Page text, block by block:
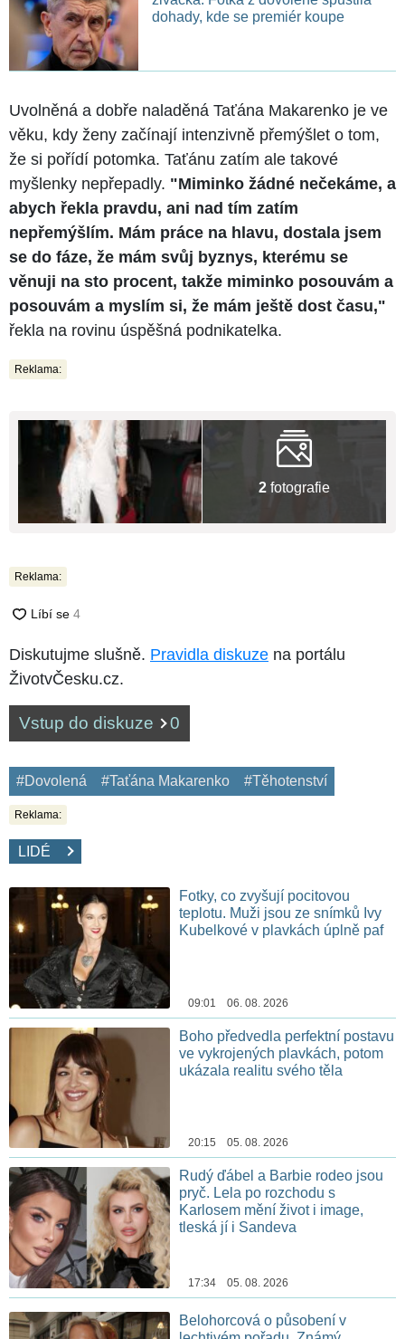
dohady, kde se premiér koupe
Uvolněná a dobře naladěná Taťána Makarenko je ve
věku, kdy ženy začínají intenzivně přemýšlet o tom,
že si pořídí potomka. Taťánu zatím ale takové
myšlenky nepřepadly. "Miminko žádné nečekáme, a
abych řekla pravdu, ani nad tím zatím
nepřemýšlím. Mám práce na hlavu, dostala jsem
se do fáze, že mám svůj byznys, kterému se
věnuji na sto procent, takže miminko posouvám a
posouvám a myslím si, že mám ještě dost času,"
řekla na rovinu úspěšná podnikatelka.
Reklama:
2 fotografie
Reklama:
Diskutujme slušně. Pravidla diskuze na portálu
ŽivotvČesku.cz.
Vstup do diskuze 0
#Dovolená #Taťána Makarenko #Těhotenství
Reklama:
LIDÉ
Fotky, co zvyšují pocitovou
teplotu. Muži jsou ze snímků Ivy
Kubelkové v plavkách úplně paf
09:01 06. 08. 2026
Boho předvedla perfektní postavu
ve vykrojených plavkách, potom
ukázala realitu svého těla
20:15 05. 08. 2026
Rudý ďábel a Barbie rodeo jsou
pryč. Lela po rozchodu s
Karlosem mění život i image,
tleská jí i Sandeva
17:34 05. 08. 2026
Belohorcová o působení v